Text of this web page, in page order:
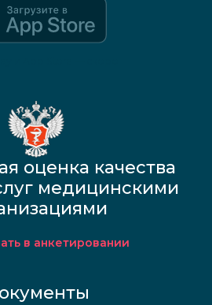
оценка качества
медицинскими
в анкетировании